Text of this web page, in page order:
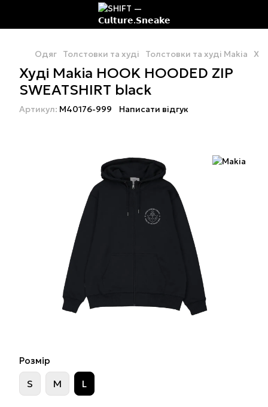
Одяг Толстовки та худі Толстовки та худі Makia
Худі Makia HOOK HOODED ZIP
SWEATSHIRT black
Артикул: M40176-999 Написати відгук
Розмір
S M L